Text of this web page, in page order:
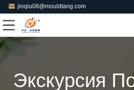
jinqiu08@mouldtang.com
Экскурсия